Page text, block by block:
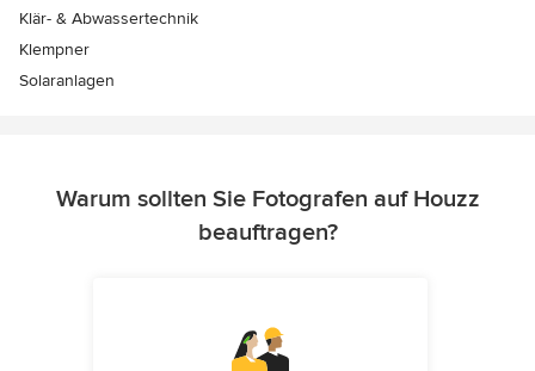
Klär- & Abwassertechnik
Klempner
Solaranlagen
Warum sollten Sie Fotografen auf Houzz
beauftragen?